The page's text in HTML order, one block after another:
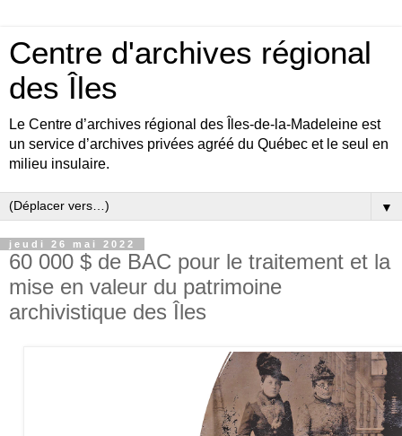
Centre d'archives régional
des Îles
Le Centre d’archives régional des Îles-de-la-Madeleine est
un service d’archives privées agréé du Québec et le seul en
milieu insulaire.
▼
jeudi 26 mai 2022
60 000 $ de BAC pour le traitement et la
mise en valeur du patrimoine
archivistique des Îles